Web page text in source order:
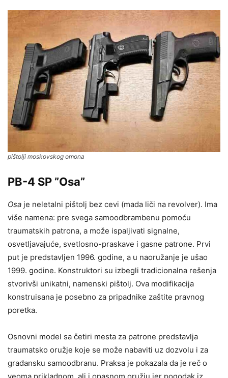
pištolji moskovskog omona
PB-4 SP ”Osa”
Osa je neletalni pištolj bez cevi (mada liči na revolver). Ima
više namena: pre svega samoodbrambenu pomoću
traumatskih patrona, a može ispaljivati signalne,
osvetljavajuće, svetlosno-praskave i gasne patrone. Prvi
put je predstavljen 1996. godine, a u naoružanje je ušao
1999. godine. Konstruktori su izbegli tradicionalna rešenja
stvorivši unikatni, namenski pištolj. Ova modifikacija
konstruisana je posebno za pripadnike zaštite pravnog
poretka.
Osnovni model sa četiri mesta za patrone predstavlja
traumatsko oružje koje se može nabaviti uz dozvolu i za
građansku samoodbranu. Praksa je pokazala da je reč o